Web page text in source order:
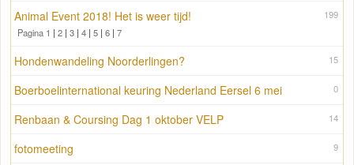
199
Animal Event 2018! Het is weer tijd!
Pagina 1 | 2 | 3 | 4 | 5 | 6 | 7
15
Hondenwandeling Noorderlingen?
0
Boerboelinternational keuring Nederland Eersel 6 mei
14
Renbaan & Coursing Dag 1 oktober VELP
9
fotomeeting